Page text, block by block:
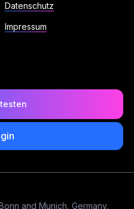
Datenschutz
Impressum
and Munich, Germany.